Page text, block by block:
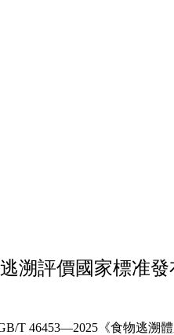
溯評價國家標准發
46453—2025《食物逃溯